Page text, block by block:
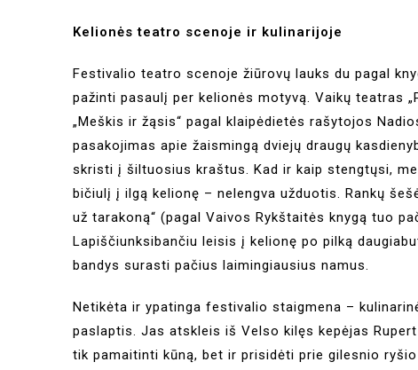
Kelionės teatro scenoje ir kulinarijoje
Festivalio teatro scenoje žiūrovų lauks du pagal
pažinti pasaulį per kelionės motyvą. Vaikų teatras
„Meškis ir žąsis“ pagal klaipėdietės rašytojos
pasakojimas apie žaismingą dviejų draugų
skristi į šiltuosius kraštus. Kad ir kaip stengtųsi,
bičiulį į ilgą kelionę – nelengva užduotis. Rankų
už tarakoną“ (pagal Vaivos Rykštaitės knygą tuo
Lapiščiunksibančiu leisis į kelionę po pilką
bandys surasti pačius laimingiausius namus.
Netikėta ir ypatinga festivalio staigmena –
paslaptis. Jas atskleis iš Velso kilęs kepėjas Rupert
tik pamaitinti kūną, bet ir prisidėti prie gilesnio